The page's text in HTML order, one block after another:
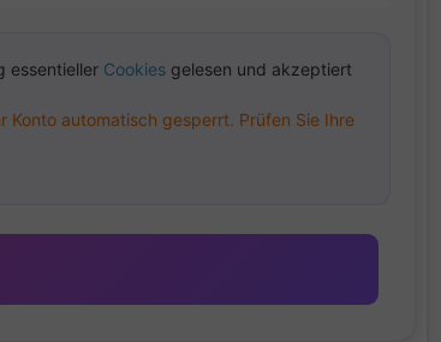
essentieller Cookies gelesen und akzeptiert
automatisch gesperrt. Prüfen Sie Ihre